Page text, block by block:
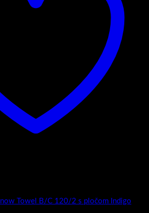
Towel B/C 120/2 s pločom Indigo